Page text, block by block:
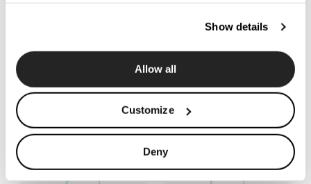
Show details
Allow all
Customize
Deny